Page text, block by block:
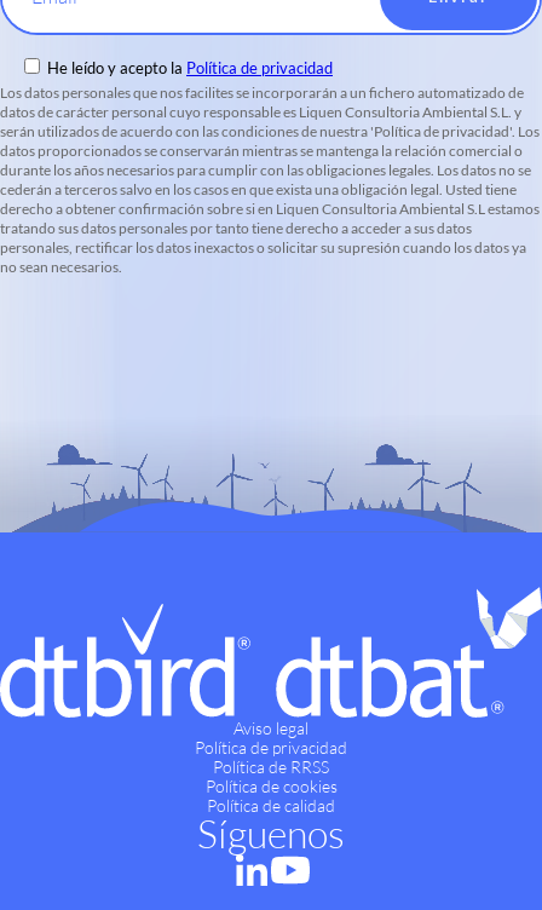
He leído y acepto la Política de privacidad
Los datos personales que nos facilites se incorporarán a un fichero automatizado de
datos de carácter personal cuyo responsable es Liquen Consultoria Ambiental S.L. y
serán utilizados de acuerdo con las condiciones de nuestra 'Política de privacidad'. Los
datos proporcionados se conservarán mientras se mantenga la relación comercial o
durante los años necesarios para cumplir con las obligaciones legales. Los datos no se
cederán a terceros salvo en los casos en que exista una obligación legal. Usted tiene
derecho a obtener confirmación sobre si en Liquen Consultoria Ambiental S.L estamos
tratando sus datos personales por tanto tiene derecho a acceder a sus datos
personales, rectificar los datos inexactos o solicitar su supresión cuando los datos ya
no sean necesarios.
Aviso legal
Política de privacidad
Política de RRSS
Política de cookies
Política de calidad
Síguenos